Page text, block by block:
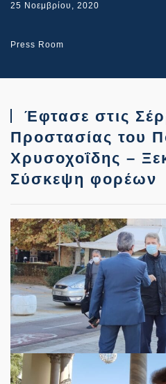
25 Νοεμβρίου, 2020
Press Room
Έφτασε στις
Προστασίας του
Χρυσοχοΐδης –
Σύσκεψη φορέων